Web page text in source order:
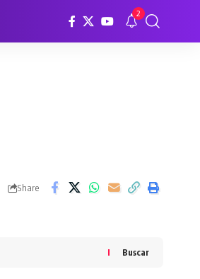
2
Share
Buscar